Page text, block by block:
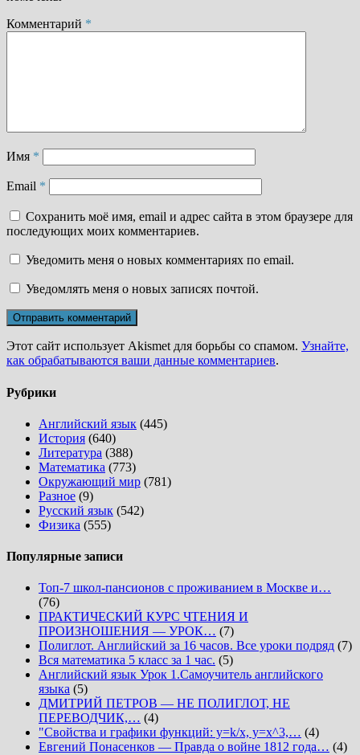
Комментарий *
Имя *
Email *
Сохранить моё имя, email и адрес сайта в этом браузере для
последующих моих комментариев.
Уведомить меня о новых комментариях по email.
Уведомлять меня о новых записях почтой.
Этот сайт использует Akismet для борьбы со спамом. Узнайте,
как обрабатываются ваши данные комментариев.
Рубрики
Английский язык (445)
История (640)
Литература (388)
Математика (773)
Окружающий мир (781)
Разное (9)
Русский язык (542)
Физика (555)
Популярные записи
Топ-7 школ-пансионов с проживанием в Москве и…
(76)
ПРАКТИЧЕСКИЙ КУРС ЧТЕНИЯ И
ПРОИЗНОШЕНИЯ — УРОК… (7)
Полиглот. Английский за 16 часов. Все уроки подряд (7)
Вся математика 5 класс за 1 час. (5)
Английский язык Урок 1.Самоучитель английского
языка (5)
ДМИТРИЙ ПЕТРОВ — НЕ ПОЛИГЛОТ, НЕ
ПЕРЕВОДЧИК,… (4)
"Свойства и графики функций: y=k/x, y=x^3,… (4)
Евгений Понасенков — Правда о войне 1812 года… (4)